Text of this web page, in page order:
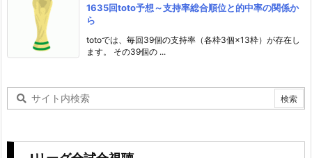
1635回toto予想～支持率総合順位と的中率の関係か
ら
totoでは、毎回39個の支持率（各枠3個×13枠）が存在し
ます。 その39個の ...